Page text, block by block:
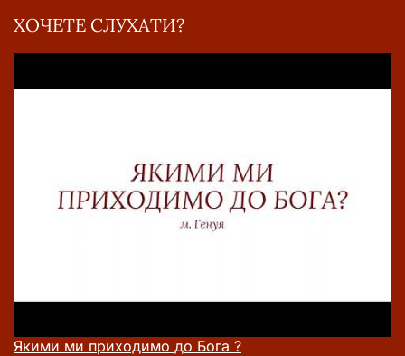
ХОЧЕТЕ СЛУХАТИ?
Якими ми приходимо до Бога ?